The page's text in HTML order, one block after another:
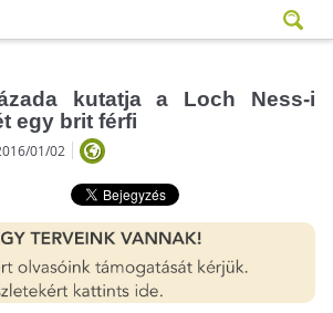
kutatja a Loch Ness-i
egy brit férfi
01/02